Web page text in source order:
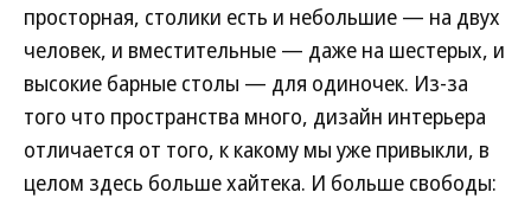
просторная, столики есть и небольшие — на двух
человек, и вместительные — даже на шестерых, и
высокие барные столы — для одиночек. Из-за
того что пространства много, дизайн интерьера
отличается от того, к какому мы уже привыкли, в
целом здесь больше хайтека. И больше свободы: